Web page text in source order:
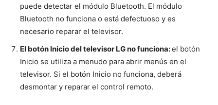
puede detectar el módulo Bluetooth. El módulo
Bluetooth no funciona o está defectuoso y es
necesario reparar el televisor.
El botón Inicio del televisor LG no funciona:el botón
Inicio se utiliza a menudo para abrir menús en el
televisor. Si el botón Inicio no funciona, deberá
desmontar y reparar el control remoto.